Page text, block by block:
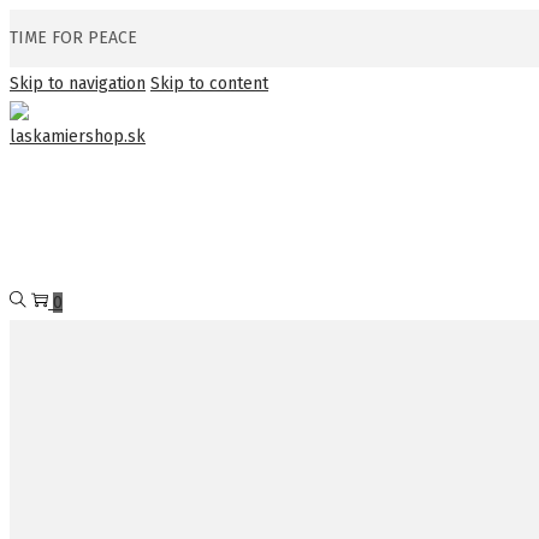
TIME FOR PEACE
Skip to navigation Skip to content
0